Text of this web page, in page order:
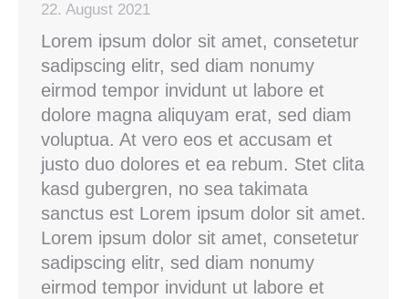
22. August 2021
Lorem ipsum dolor sit amet, consetetur
sadipscing elitr, sed diam nonumy
eirmod tempor invidunt ut labore et
dolore magna aliquyam erat, sed diam
voluptua. At vero eos et accusam et
justo duo dolores et ea rebum. Stet clita
kasd gubergren, no sea takimata
sanctus est Lorem ipsum dolor sit amet.
Lorem ipsum dolor sit amet, consetetur
sadipscing elitr, sed diam nonumy
eirmod tempor invidunt ut labore et